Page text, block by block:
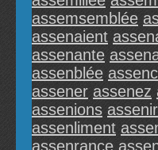
assemsemblée
assenaient
assenante
assenblée
assener assenez
assenions assenir
assenliment
assenrance